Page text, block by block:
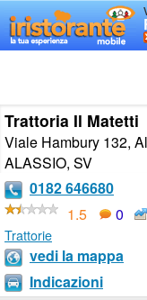
Trattoria Il Matetti
Viale Hambury 132,
ALASSIO, SV
0182 646680
1.5
0
Trattorie
vedi la mappa
Indicazioni